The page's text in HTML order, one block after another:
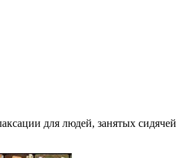
для людей, занятых сидячей